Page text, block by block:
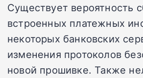
Существует вероятность
встроенных платежных
некоторых банковских
изменения протоколов
новой прошивке. Также